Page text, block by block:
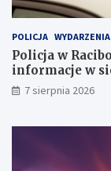
POLICJA WYDARZENIA
Policja w
informacje w
7 sierpnia 2026